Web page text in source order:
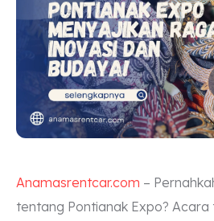
Anamasrentcar.com –
tentang Pontianak Expo? Acara